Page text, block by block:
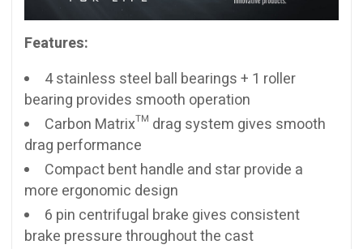
Features:
4 stainless steel ball bearings + 1 roller
bearing provides smooth operation
Carbon Matrix™ drag system gives smooth
drag performance
Compact bent handle and star provide a
more ergonomic design
6 pin centrifugal brake gives consistent
brake pressure throughout the cast